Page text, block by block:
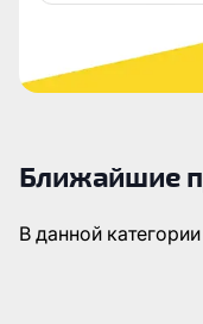
Ближайшие
В данной